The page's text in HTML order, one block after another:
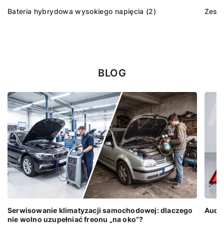
Bateria hybrydowa wysokiego napięcia (2)
BLOG
Serwisowanie klimatyzacji samochodowej: dlaczego
nie wolno uzupełniać freonu „na oko”?
Audi